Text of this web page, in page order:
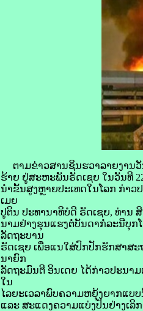
ຕາມ​ຂ່າວສານ​ຊິນ​ຮວາ​ລາຍ​ງານ​ວັ
ຮ້າຍ ຢູ່​ສະຫະພັນ​ຣັດ​ເຊຍ ໃນ​ວັນ​ທີ
ນຳ​ຂັ້ນ​ສູງ​ຫຼາຍ​ປະເທດ​ໃນ​ໂລກ ກ່າວ​
ເມຍ
ປູ​ຕິນ ປະທານາທິບໍດີ ຣັດ​ເຊຍ, ທ່ານ
ນາມ​ຢ່າງ​ຮຸນແຮງ​ຕໍ່​ບັນດາ​ກໍລະນີ​ບຸ
ລັດຖະບານ
ຣັດ​ເຊຍ ເພື່ອ​ແນໃສ່​ປົກ​ປັກຮັກສາ​ສ
ນາຍົກ
ລັດຖະມົນຕີ ອິນ​ເດຍ ໄດ້​ກ່າວ​ປະນາ
ໃນ​
ໄລຍະ​ເວລາ​ພົບ​ຄວາມ​ຫຍຸ້ງຍາກ​ແບ
ແລະ ສະແດງ​ຄວາມ​ແບ່ງປັນ​ຢ່າງ​ເລິ